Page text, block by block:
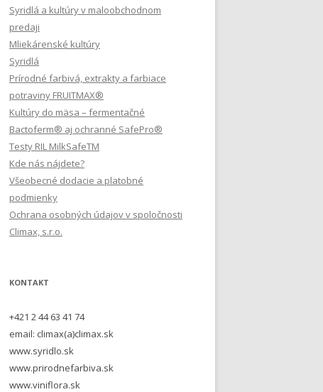
Syridlá a kultúry v maloobchodnom
predaji
Mliekárenské kultúry
Syridlá
Prírodné farbivá, extrakty a farbiace
potraviny FRUITMAX®
Kultúry do mäsa – fermentačné
Bactoferm® aj ochranné SafePro®
Testy RIL MilkSafeTM
Kde nás nájdete?
Všeobecné dodacie a platobné
podmienky
Ochrana osobných údajov v spoločnosti
Climax, s.r.o.
KONTAKT
+421 2 44 63 41 74
email: climax(a)climax.sk
www.syridlo.sk
www.prirodnefarbiva.sk
www.viniflora.sk